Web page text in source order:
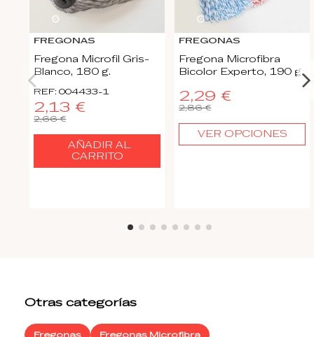
20 57:
FREGONAS
Fregona Microfil Gris-
Blanco, 180 g.
REF: 004433-1
2,13 €
2,66 €
AÑADIR AL
CARRITO
20d.12
FREGONAS
Fregona Microfibra
Bicolor Experto, 190 g.
2,29 €
2,86 €
VER OPCIONES
Otras categorías